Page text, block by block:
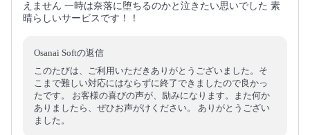
えません 一時は奈落に堕ちるのかと泣きたい思いでした 素
晴らしいサービスです！！
Osanai Softの返信
このたびは、ご利用いただきありがとうございました。そ
こまで難しい対応にはならずに終了できましたので良かっ
たです。 お客様の喜びの声が、励みになります。また何か
ありましたら、ぜひお声がけください。 ありがとうござい
ました。